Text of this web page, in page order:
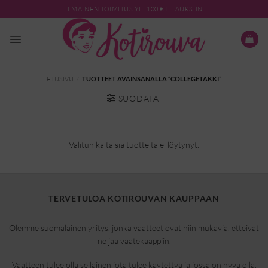
to
ILMAINEN TOIMITUS YLI 100 € TILAUKSIIN
ETUSIVU TUOTTEET AVAINSANALLA “COLLEGETAKKI”
SUODATA
Valitun kaltaisia tuotteita ei löytynyt.
TERVETULOA KOTIROUVAN KAUPPAAN
Olemme suomalainen yritys, jonka vaatteet ovat niin mukavia, etteivät
ne jää vaatekaappiin.
Vaatteen tulee olla sellainen jota tulee käytettyä ja jossa on hyvä olla.